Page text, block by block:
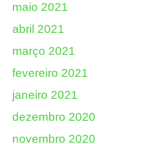
maio 2021
abril 2021
março 2021
fevereiro 2021
janeiro 2021
dezembro 2020
novembro 2020